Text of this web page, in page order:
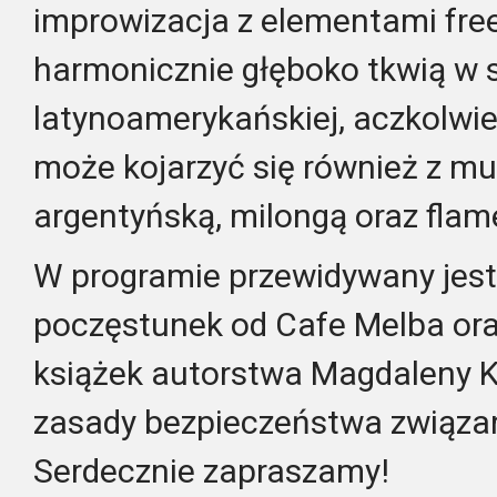
improwizacja z elementami
harmonicznie głęboko tkwią w
latynoamerykańskiej,
może kojarzyć się również z
argentyńską, milongą oraz
W programie przewidywany
poczęstunek od Cafe Melba
książek autorstwa Magdaleny
zasady bezpieczeństwa
Serdecznie zapraszamy!